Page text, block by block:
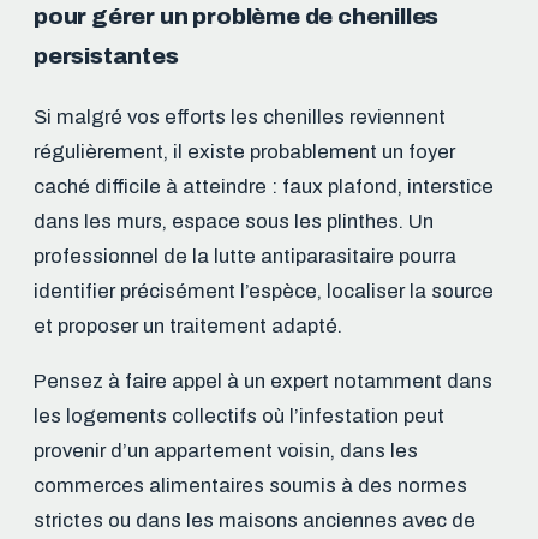
pour gérer un problème de chenilles
persistantes
Si malgré vos efforts les chenilles reviennent
régulièrement, il existe probablement un foyer
caché difficile à atteindre : faux plafond, interstice
dans les murs, espace sous les plinthes. Un
professionnel de la lutte antiparasitaire pourra
identifier précisément l’espèce, localiser la source
et proposer un traitement adapté.
Pensez à faire appel à un expert notamment dans
les logements collectifs où l’infestation peut
provenir d’un appartement voisin, dans les
commerces alimentaires soumis à des normes
strictes ou dans les maisons anciennes avec de